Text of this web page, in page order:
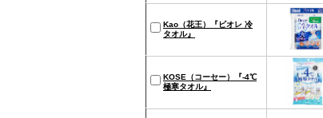
Kao（花王）『ビオレ 冷
タオル』
KOSE（コーセー）『-4℃
極寒タオル』